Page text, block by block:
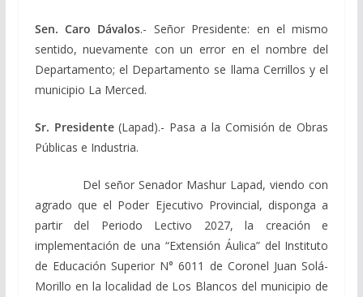
Sen. Caro Dávalos.- Señor Presidente: en el mismo
sentido, nuevamente con un error en el nombre del
Departamento; el Departamento se llama Cerrillos y el
municipio La Merced.
Sr. Presidente(Lapad).- Pasa a la Comisión de Obras
Públicas e Industria.
Del señor Senador Mashur Lapad, viendo con
agrado que el Poder Ejecutivo Provincial, disponga a
partir del Periodo Lectivo 2027, la creación e
implementación de una “Extensión Áulica” del Instituto
de Educación Superior N° 6011 de Coronel Juan Solá-
Morillo en la localidad de Los Blancos del municipio de